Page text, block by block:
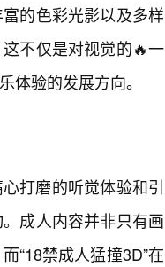
的色彩光影以及多样
不仅是对视觉的🔥一
体验的发展方向。
打磨的听觉体验和引
成人内容并非只有画
“18禁成人猛撞3D”在